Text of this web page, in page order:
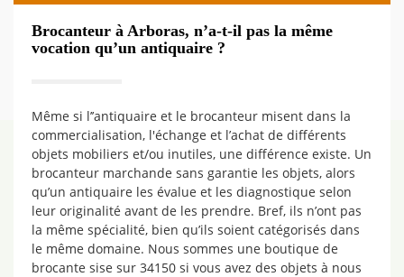
Brocanteur à Arboras, n’a-t-il pas la même
vocation qu’un antiquaire ?
Même si l’’antiquaire et le brocanteur misent dans la
commercialisation, l'échange et l’achat de différents
objets mobiliers et/ou inutiles, une différence existe. Un
brocanteur marchande sans garantie les objets, alors
qu’un antiquaire les évalue et les diagnostique selon
leur originalité avant de les prendre. Bref, ils n’ont pas
la même spécialité, bien qu’ils soient catégorisés dans
le même domaine. Nous sommes une boutique de
brocante sise sur 34150 si vous avez des objets à nous